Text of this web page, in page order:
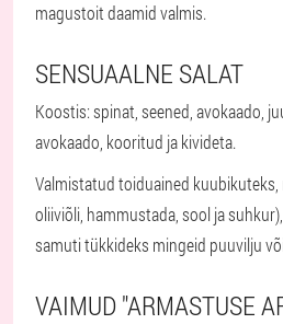
magustoit daamid valmis.
SENSUAALNE SALAT
Koostis: spinat, seened, avokaado,
avokaado, kooritud ja kivideta.
Valmistatud toiduained
oliiviõli, hammustada, sool ja
samuti tükkideks mingeid puuvilju
VAIMUD "ARMASTUSE